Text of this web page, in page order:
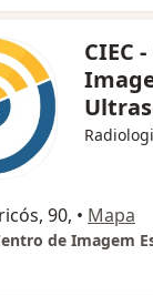
CIEC
90, • Mapa